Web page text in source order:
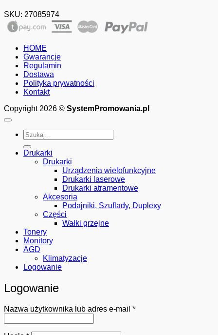
SKU: 27085974
HOME
Gwarancje
Regulamin
Dostawa
Polityka prywatności
Kontakt
Copyright 2026 © SystemPromowania.pl
Szukaj:
Drukarki
Drukarki
Urządzenia wielofunkcyjne
Drukarki laserowe
Drukarki atramentowe
Akcesoria
Podajniki, Szuflady, Duplexy
Części
Wałki grzejne
Tonery
Monitory
AGD
Klimatyzacje
Logowanie
Logowanie
Nazwa użytkownika lub adres e-mail *Wymagane